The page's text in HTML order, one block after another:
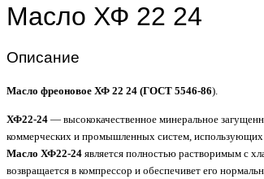
Масло ХФ 22 24
Описание
Масло фреоновое ХФ 22 24 (ГОСТ 5546-86).
ХФ22-24 — высококачественное минеральное
коммерческих и промышленных систем, использующих
Масло ХФ22-24 является полностью растворимым с
возвращается в компрессор и обеспечивет его